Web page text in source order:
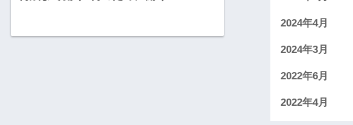
2024年4月
2024年3月
2022年6月
2022年4月